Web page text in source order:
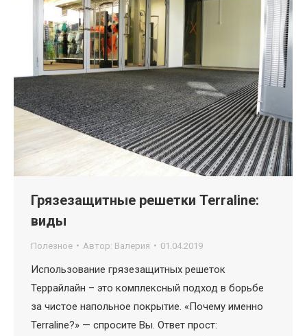
Грязезащитные решетки Terraline:
виды
Полезное Автор: Валерия 01.04.2019
Использование грязезащитных решеток
Террайлайн – это комплексный подход в борьбе
за чистое напольное покрытие. «Почему именно
Terraline?» — спросите Вы. Ответ прост: